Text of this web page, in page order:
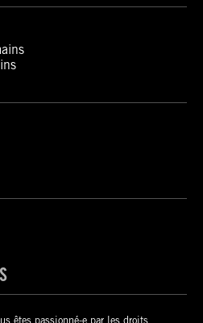
êtes passionné-e par les droits